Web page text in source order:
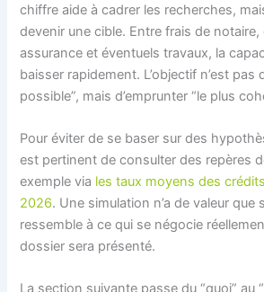
chiffre aide à cadrer les recherches,
devenir une cible. Entre frais de notaire,
assurance et éventuels travaux, la
baisser rapidement. L’objectif n’est pas
possible”, mais d’emprunter “le plus
Pour éviter de se baser sur des
est pertinent de consulter des repères
exemple via les taux moyens des
2026. Une simulation n’a de valeur que
ressemble à ce qui se négocie
dossier sera présenté.
La section suivante passe du “quoi” au